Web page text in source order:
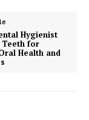
Hygienist
Teeth for
Health and